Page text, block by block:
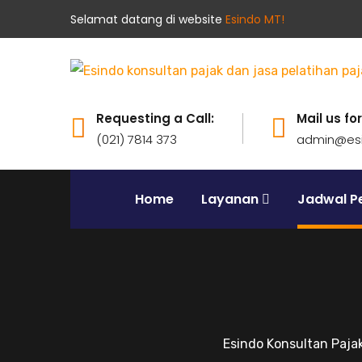
Selamat datang di website Esindo MT!
Requesting a Call:
(021) 7814 373
Mail us
Home Layanan Jadwal
Esindo Konsultan